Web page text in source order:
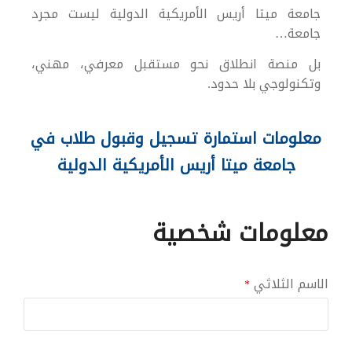
جامعة ميتا أريس الأمريكية الدولية ليست مجرد
جامعة…
بل منصة انطلاق نحو مستقبل معرفي، مهني،
وتكنولوجي بلا حدود.
معلومات استمارة تسجيل وقبول طلاب في
جامعة ميتا أريس الأمريكية الدولية
معلومات شخصية
الاسم الثلاثي*